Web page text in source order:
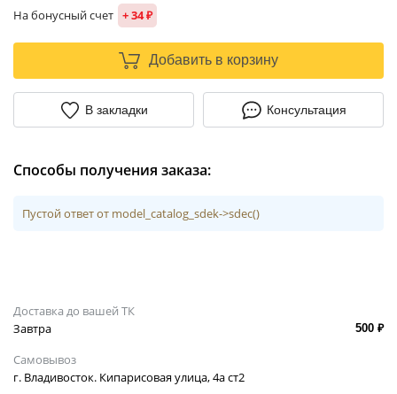
На бонусный счет + 34 ₽
Добавить в корзину
В закладки Консультация
Способы получения заказа:
Пустой ответ от model_catalog_sdek->sdec()
Доставка до вашей ТК
Завтра
500 ₽
Самовывоз
г. Владивосток. Кипарисовая улица, 4а ст2